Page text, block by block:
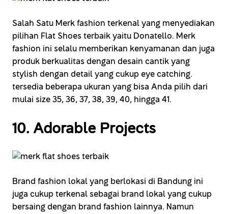
Salah Satu Merk fashion terkenal yang menyediakan
pilihan Flat Shoes terbaik yaitu Donatello. Merk
fashion ini selalu memberikan kenyamanan dan juga
produk berkualitas dengan desain cantik yang
stylish dengan detail yang cukup eye catching.
tersedia beberapa ukuran yang bisa Anda pilih dari
mulai size 35, 36, 37, 38, 39, 40, hingga 41.
10. Adorable Projects
Brand fashion lokal yang berlokasi di Bandung ini
juga cukup terkenal sebagai brand lokal yang cukup
bersaing dengan brand fashion lainnya. Namun